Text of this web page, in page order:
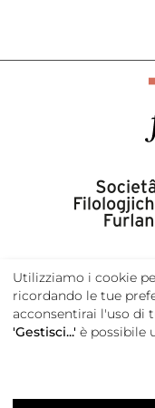
Utilizziamo i cookie
ricordando le tue
acconsentirai l'uso di
'Gestisci...' è possibile